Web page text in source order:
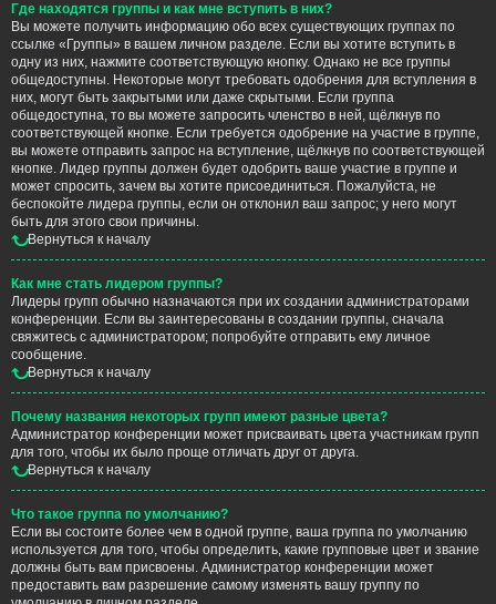
Где находятся группы и как мне вступить в них?
Вы можете получить информацию обо всех существующих группах по
ссылке «Группы» в вашем личном разделе. Если вы хотите вступить в
одну из них, нажмите соответствующую кнопку. Однако не все группы
общедоступны. Некоторые могут требовать одобрения для вступления в
них, могут быть закрытыми или даже скрытыми. Если группа
общедоступна, то вы можете запросить членство в ней, щёлкнув по
соответствующей кнопке. Если требуется одобрение на участие в группе,
вы можете отправить запрос на вступление, щёлкнув по соответствующей
кнопке. Лидер группы должен будет одобрить ваше участие в группе и
может спросить, зачем вы хотите присоединиться. Пожалуйста, не
беспокойте лидера группы, если он отклонил ваш запрос; у него могут
быть для этого свои причины.
Вернуться к началу
Как мне стать лидером группы?
Лидеры групп обычно назначаются при их создании администраторами
конференции. Если вы заинтересованы в создании группы, сначала
свяжитесь с администратором; попробуйте отправить ему личное
сообщение.
Вернуться к началу
Почему названия некоторых групп имеют разные цвета?
Администратор конференции может присваивать цвета участникам групп
для того, чтобы их было проще отличать друг от друга.
Вернуться к началу
Что такое группа по умолчанию?
Если вы состоите более чем в одной группе, ваша группа по умолчанию
используется для того, чтобы определить, какие групповые цвет и звание
должны быть вам присвоены. Администратор конференции может
предоставить вам разрешение самому изменять вашу группу по